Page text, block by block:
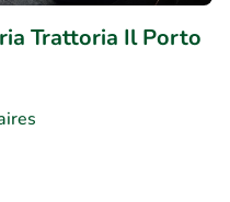
Trattoria Il Porto